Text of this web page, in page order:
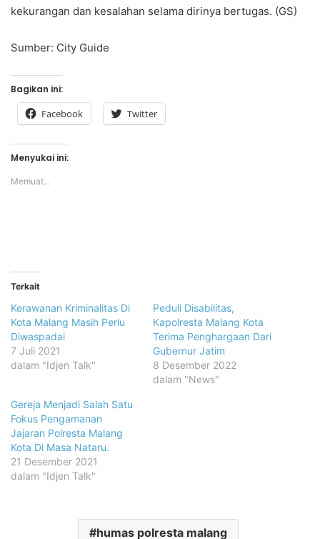
kekurangan dan kesalahan selama dirinya bertugas. (GS)
Sumber: City Guide
Bagikan ini:
Facebook Twitter
Menyukai ini:
Memuat...
Terkait
Kerawanan Kriminalitas Di
Kota Malang Masih Perlu
Diwaspadai
7 Juli 2021
dalam "Idjen Talk"
Peduli Disabilitas,
Kapolresta Malang Kota
Terima Penghargaan Dari
Gubernur Jatim
8 Desember 2022
dalam "News"
Gereja Menjadi Salah Satu
Fokus Pengamanan
Jajaran Polresta Malang
Kota Di Masa Nataru.
21 Desember 2021
dalam "Idjen Talk"
humas polresta malang